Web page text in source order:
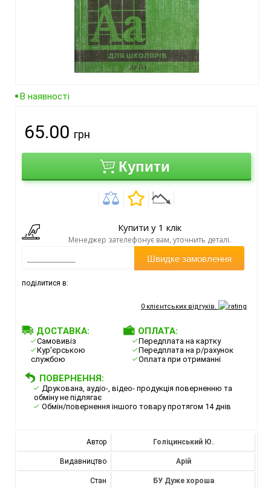
В наявності
65.00 грн
Купити
Купити у 1 клік
Менеджер зателефонує вам, уточнить деталі.
Швидке замовлення
поділитися в:
0клієнтських відгуків.
ДОСТАВКА:
Самовивіз
Кур'єрською
службою
ОПЛАТА:
Передплата на картку
Передплата на р/рахунок
Оплата при отриманні
ПОВЕРНЕННЯ:
Друкована, аудіо-, відео- продукція поверненню та
обміну не підлягає
Обмін/повернення іншого товару протягом 14 днів
Автор Голіцинський Ю.
Видавництво Арій
Стан БУ Дуже хороша